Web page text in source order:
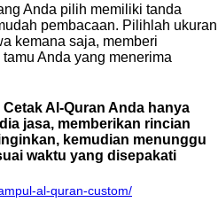
Anda pilih memiliki tanda
pembacaan. Pilihlah ukuran
kemana saja, memberi
Anda yang menerima
Al-Quran Anda hanya
jasa, memberikan rincian
kemudian menunggu
waktu yang disepakati
al-quran-custom/